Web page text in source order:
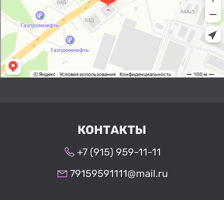
КОНТАКТЫ
+7 (915) 959-11-11
79159591111@mail.ru